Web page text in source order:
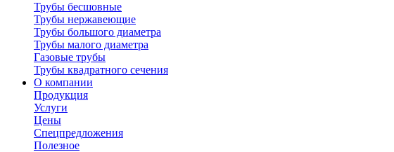
Трубы бесшовные
Трубы нержавеющие
Трубы большого диаметра
Трубы малого диаметра
Газовые трубы
Трубы квадратного сечения
О компании
Продукция
Услуги
Цены
Спецпредложения
Полезное